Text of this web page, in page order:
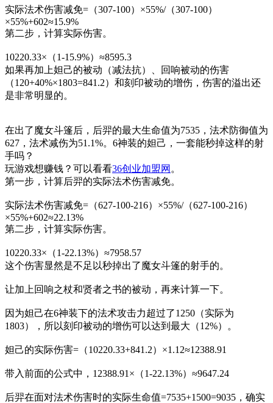
实际法术伤害减免=（307-100）×55%/（307-100）
×55%+602≈15.9%
第二步，计算实际伤害。
10220.33×（1-15.9%）≈8595.3
如果再加上妲己的被动（减法抗）、回响被动的伤害
（120+40%×1803=841.2）和刻印被动的增伤，伤害的溢出还
是非常明显的。
在出了魔女斗篷后，后羿的最大生命值为7535，法术防御值为
627，法术减伤为51.1%。6神装的妲己，一套能秒掉这样的射
手吗？
玩游戏想赚钱？可以看看36创业加盟网 。
第一步，计算后羿的实际法术伤害减免。
实际法术伤害减免=（627-100-216）×55%/（627-100-216）
×55%+602≈22.13%
第二步，计算实际伤害。
10220.33×（1-22.13%）≈7958.57
这个伤害显然是不足以秒掉出了魔女斗篷的射手的。
让加上回响之杖和贤者之书的被动，再来计算一下。
因为妲己在6神装下的法术攻击力超过了1250（实际为
1803），所以刻印被动的增伤可以达到最大（12%）。
妲己的实际伤害=（10220.33+841.2）×1.12≈12388.91
带入前面的公式中，12388.91×（1-22.13%）≈9647.24
后羿在面对法术伤害时的实际生命值=7535+1500=9035，确实